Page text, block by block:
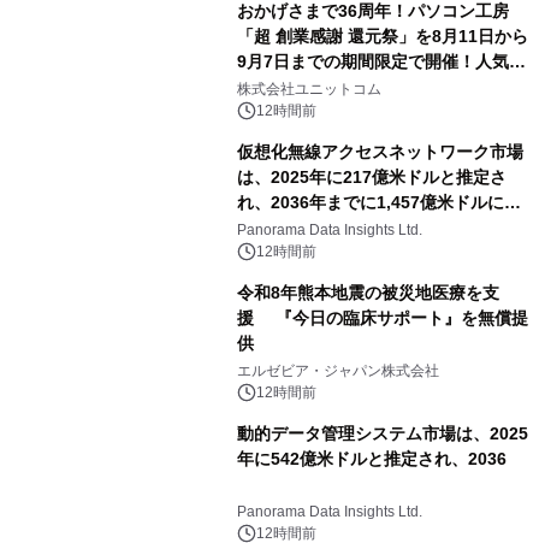
おかげさまで36周年！パソコン工房
「超 創業感謝 還元祭」を8月11日から
9月7日までの期間限定で開催！人気の
ゲーミングPCや高性能ノートPCなど
対象iiyama PCのご購入で最大3万円分
株式会社ユニットコム
12時間前
仮想化無線アクセスネットワーク市場
は、2025年に217億米ドルと推定さ
れ、2036年までに1,457億米ドルに達
すると予測されており、予測期間
（2026年～2036年）
Panorama Data Insights Ltd.
12時間前
令和8年熊本地震の被災地医療を支
援 『今日の臨床サポート』を無償提
供
エルゼビア・ジャパン株式会社
12時間前
動的データ管理システム市場は、2025
年に542億米ドルと推定され、2036
Panorama Data Insights Ltd.
12時間前